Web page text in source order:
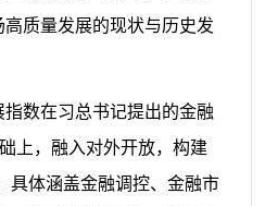
质量发展的现状与历史发
数在习总书记提出的金融
上，融入对外开放，构建
具体涵盖金融调控、金融市